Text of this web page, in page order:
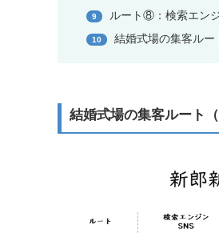
9 ルート⑧：検索エン
10 結婚式場の集客ルー
結婚式場の集客ルート